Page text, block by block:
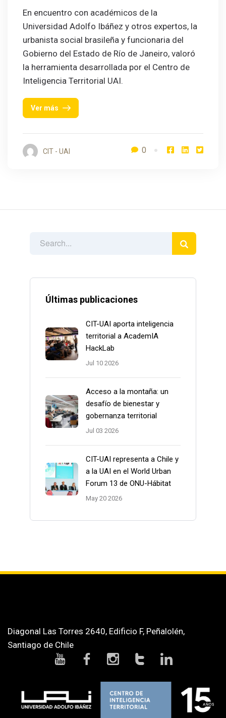
Últimas publicaciones
CIT-UAI aporta inteligencia
territorial a AcademIA
HackLab
Jul 10 2026
Acceso a la montaña: un
desafío de bienestar y
gobernanza territorial
Jul 03 2026
CIT-UAI representa a Chile y
a la UAI en el World Urban
Forum 13 de ONU-Hábitat
May 20 2026
En encuentro con académicos de la
Universidad Adolfo Ibáñez y otros expertos, la
urbanista social brasileña y funcionaria del
Gobierno del Estado de Río de Janeiro, valoró
la herramienta desarrollada por el Centro de
Inteligencia Territorial UAI.
Ver más
CIT - UAI 0
Diagonal Las Torres 2640, Edificio F, Peñalolén,
Santiago de Chile